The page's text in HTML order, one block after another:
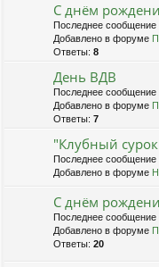
С днём
Последнее сообщение
Добавлено в форуме
Ответы: 8
День ВДВ
Последнее сообщение
Добавлено в форуме
Ответы: 7
"Клубный
Последнее сообщение
Добавлено в форуме
С днём
Последнее сообщение
Добавлено в форуме
Ответы: 20